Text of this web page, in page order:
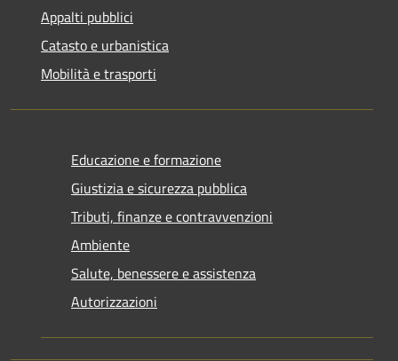
Appalti pubblici
Catasto e urbanistica
Mobilità e trasporti
Educazione e formazione
Giustizia e sicurezza pubblica
Tributi, finanze e contravvenzioni
Ambiente
Salute, benessere e assistenza
Autorizzazioni